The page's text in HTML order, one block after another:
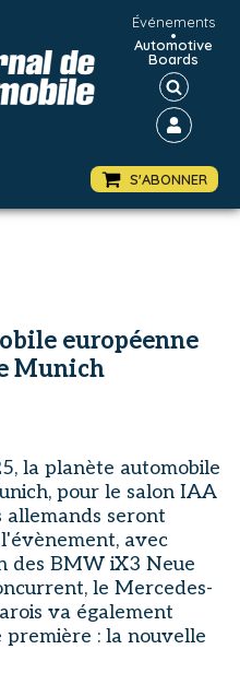
Événements
•
Automotive
Boards
S'ABONNER
européenne
Munich
la planète automobile
pour le salon IAA
seront
avec
des BMW iX3 Neue
le Mercedes-
va également
: la nouvelle